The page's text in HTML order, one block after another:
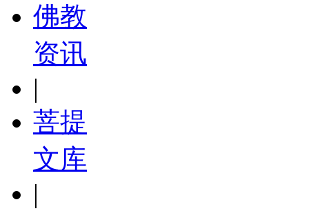
佛教
资讯
|
菩提
文库
|